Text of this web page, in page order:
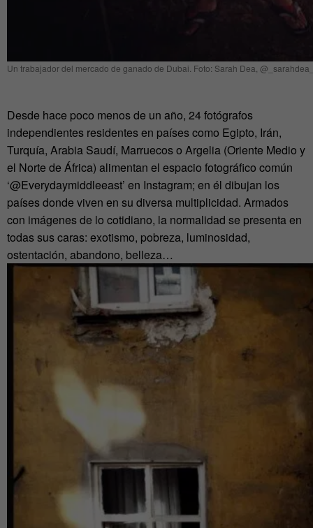
Un trabajador del mercado de ganado de Dubai. Foto: Sarah Dea,
Desde hace poco menos de un año, 24 fotógrafos
independientes residentes en países como Egipto, Irán,
Turquía, Arabia Saudí, Marruecos o Argelia (Oriente Medio y
el Norte de África) alimentan el espacio fotográfico común
‘@Everydaymiddleeast’ en Instagram; en él dibujan los
países donde viven en su diversa multiplicidad. Armados
con imágenes de lo cotidiano, la normalidad se presenta en
todas sus caras: exotismo, pobreza, luminosidad,
ostentación, abandono, belleza…